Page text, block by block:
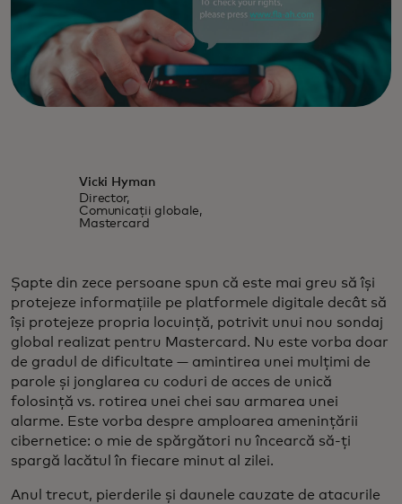
Vicki Hyman
Director,
Comunicații globale,
Mastercard
Șapte din zece persoane spun că este mai greu să își
protejeze informațiile pe platformele digitale decât să
își protejeze propria locuință, potrivit unui nou sondaj
global realizat pentru Mastercard. Nu este vorba doar
de gradul de dificultate — amintirea unei mulțimi de
parole și jonglarea cu coduri de acces de unică
folosință vs. rotirea unei chei sau armarea unei
alarme. Este vorba despre amploarea amenințării
cibernetice: o mie de spărgători nu încearcă să-ți
spargă lacătul în fiecare minut al zilei.
Anul trecut, pierderile și daunele cauzate de atacurile